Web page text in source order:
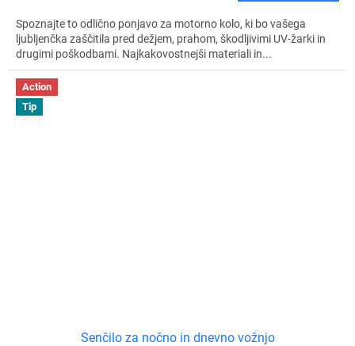
Spoznajte to odlično ponjavo za motorno kolo, ki bo vašega
ljubljenčka zaščitila pred dežjem, prahom, škodljivimi UV-žarki in
drugimi poškodbami. Najkakovostnejši materiali in...
Action
Tip
Senčilo za nočno in dnevno vožnjo